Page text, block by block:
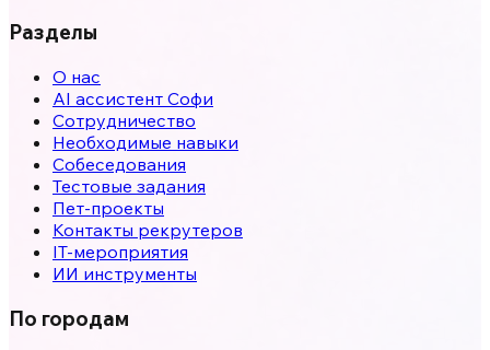
Разделы
О нас
AI ассистент Софи
Сотрудничество
Необходимые навыки
Собеседования
Тестовые задания
Пет-проекты
Контакты рекрутеров
IT-мероприятия
ИИ инструменты
По городам